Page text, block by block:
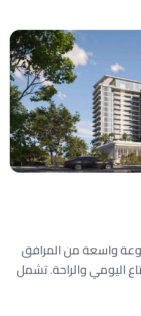
واسعة من المرافق
اليومي والراحة. تشمل